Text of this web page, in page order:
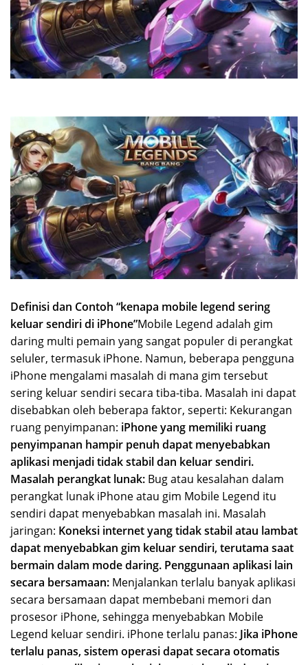
Definisi dan Contoh “kenapa mobile legend sering
keluar sendiri di iPhone”Mobile Legend adalah gim
daring multi pemain yang sangat populer di perangkat
seluler, termasuk iPhone. Namun, beberapa pengguna
iPhone mengalami masalah di mana gim tersebut
sering keluar sendiri secara tiba-tiba. Masalah ini dapat
disebabkan oleh beberapa faktor, seperti: Kekurangan
ruang penyimpanan: iPhone yang memiliki ruang
penyimpanan hampir penuh dapat menyebabkan
aplikasi menjadi tidak stabil dan keluar sendiri.
Masalah perangkat lunak: Bug atau kesalahan dalam
perangkat lunak iPhone atau gim Mobile Legend itu
sendiri dapat menyebabkan masalah ini. Masalah
jaringan: Koneksi internet yang tidak stabil atau lambat
dapat menyebabkan gim keluar sendiri, terutama saat
bermain dalam mode daring. Penggunaan aplikasi lain
secara bersamaan: Menjalankan terlalu banyak aplikasi
secara bersamaan dapat membebani memori dan
prosesor iPhone, sehingga menyebabkan Mobile
Legend keluar sendiri. iPhone terlalu panas: Jika iPhone
terlalu panas, sistem operasi dapat secara otomatis